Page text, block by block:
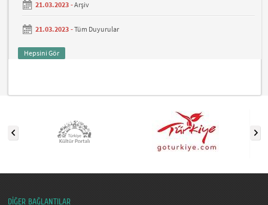
21.03.2023 -Arşiv
21.03.2023 -Tüm Duyurular
Hepsini Gör
DİĞER BAĞLANTILAR